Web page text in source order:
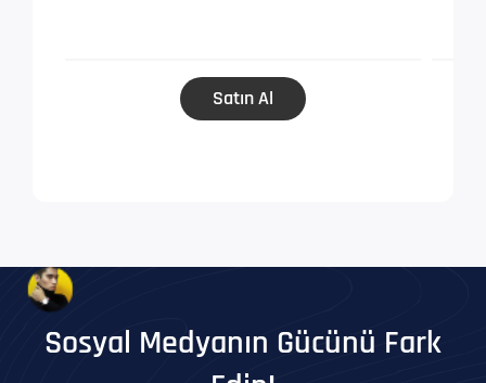
Satın Al
Sosyal Medyanın Gücünü Fark